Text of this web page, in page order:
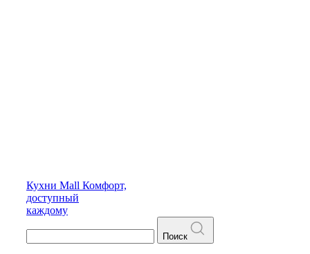
Кухни Mall Комфорт,
доступный
каждому
Поиск